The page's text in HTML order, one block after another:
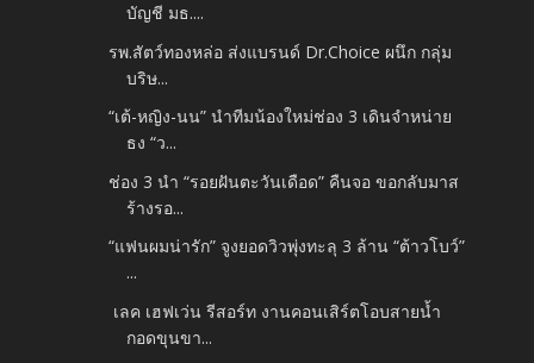
บัญชี มธ....
รพ.สัตว์ทองหล่อ ส่งแบรนด์ Dr.Choice ผนึก กลุ่ม
บริษ...
“เต้-หญิง-นน” นำทีมน้องใหม่ช่อง 3 เดินจำหน่าย
ธง “ว...
ช่อง 3 นำ “รอยฝันตะวันเดือด” คืนจอ ขอกลับมาส
ร้างรอ...
“แฟนผมน่ารัก” จูงยอดวิวพุ่งทะลุ 3 ล้าน “ต้าวโบว์”
...
เลค เฮฟเว่น รีสอร์ท งานคอนเสิร์ตโอบสายน้ำ
กอดขุนขา...